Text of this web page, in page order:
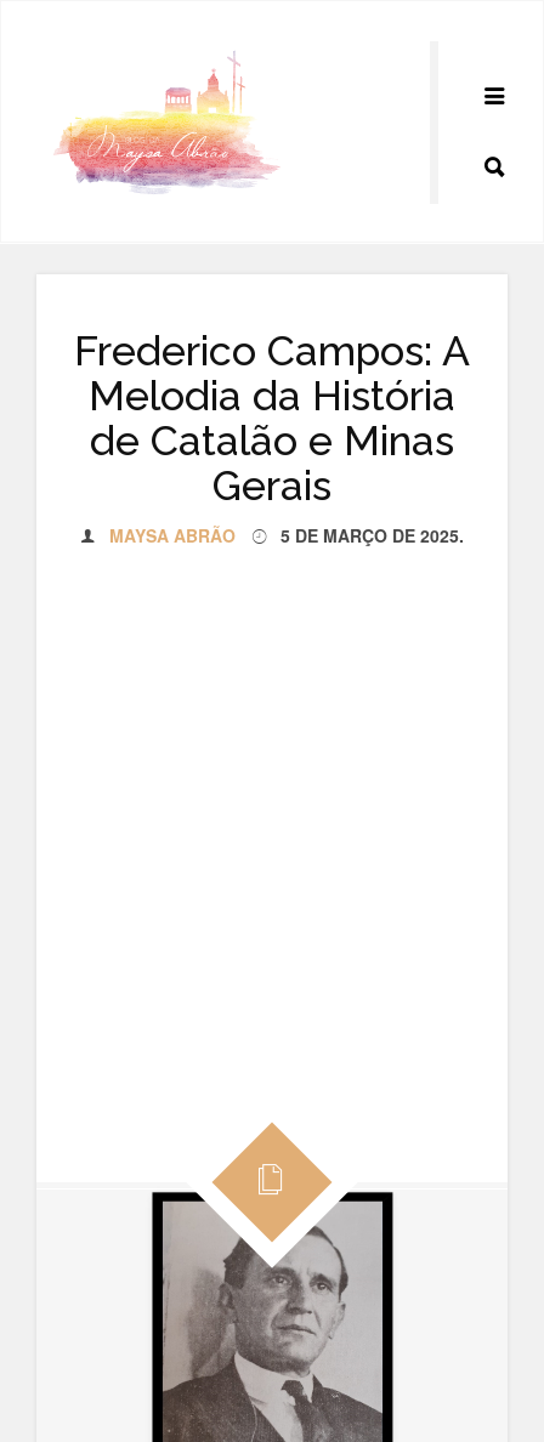
Frederico Campos: A
Melodia da História
de Catalão e Minas
Gerais
MAYSA ABRÃO 5 DE MARÇO DE 2025.